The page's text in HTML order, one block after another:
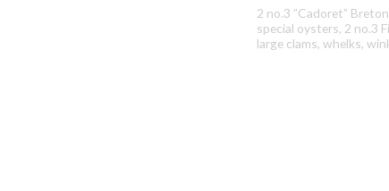
2 no.3 ”Cadoret”
special oysters, 2 no.3
large clams, whelks,